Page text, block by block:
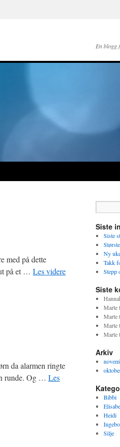
En blogg
med på dette
på et … Les videre
da alarmen ringte
runde. Og … Les
Siste
Siste
Ny
Takk
Stepp
Siste
Marte
Marte
Marte
Marte
Arkiv
Bibbi
Heidi
Silje